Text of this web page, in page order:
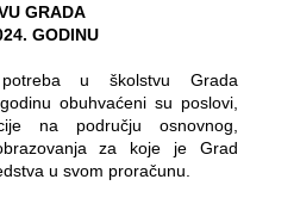
GRADA
GODINU
u školstvu Grada
obuhvaćeni su poslovi,
na području osnovnog,
za koje je Grad
u svom proračunu.